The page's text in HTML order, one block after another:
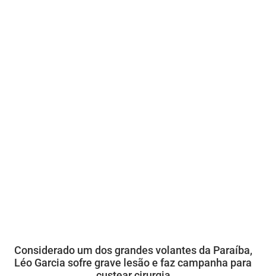
Considerado um dos grandes volantes da Paraíba,
Léo Garcia sofre grave lesão e faz campanha para